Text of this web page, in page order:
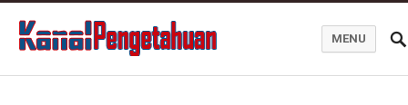
MENU